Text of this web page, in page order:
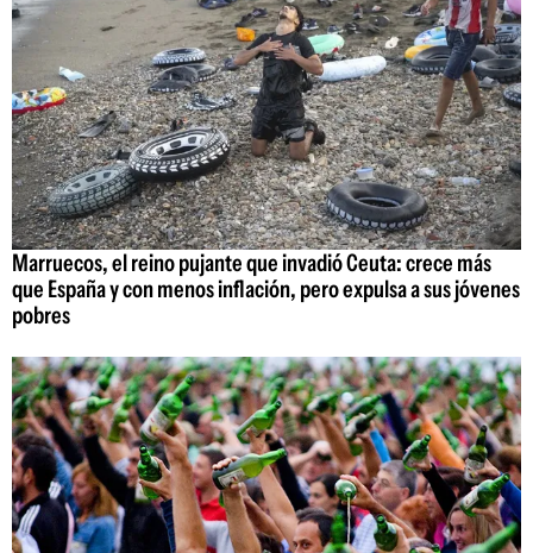
Marruecos, el reino pujante que invadió Ceuta: crece más
que España y con menos inflación, pero expulsa a sus jóvenes
pobres